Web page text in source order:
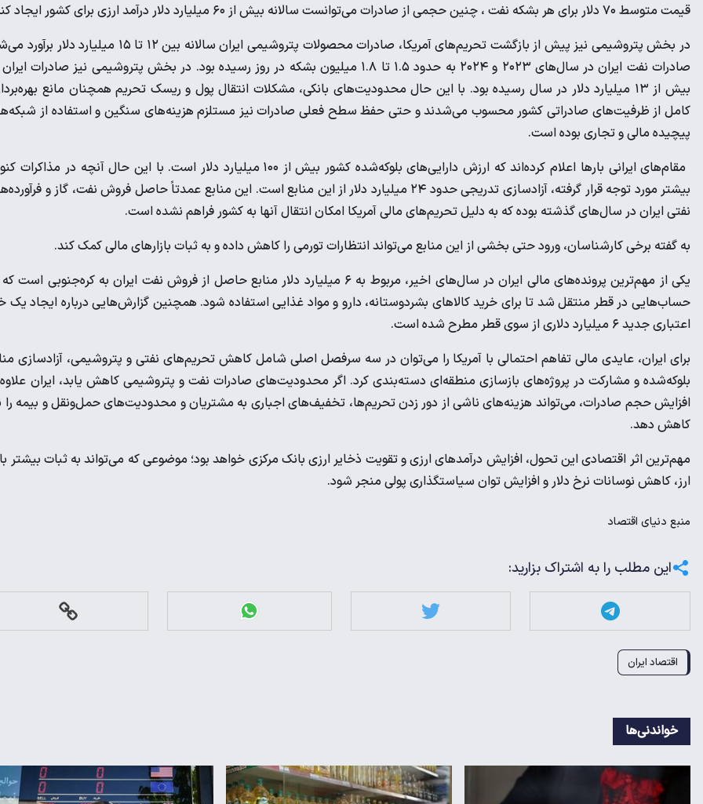
قیمت متوسط ۷۰ دلار برای هر بشکه نفت ، چنین حجمی از صادرات می‌توانست سالانه بیش از ۶۰ میلیارد دلار درآمد ارزی برای کشور ایجاد کند.
در بخش پتروشیمی نیز پیش از بازگشت تحریم‌های آمریکا، صادرات محصولات پتروشیمی ایران سالانه بین ۱۲ تا ۱۵ میلیارد
صادرات نفت ایران در سال‌های ۲۰۲۳ و ۲۰۲۴ به حدود ۱.۵ تا ۱.۸ میلیون بشکه در روز رسیده بود. در بخش پتروشیمی نیز صادرات
بیش از ۱۳ میلیارد دلار در سال رسیده بود. با این حال محدودیت‌های بانکی، مشکلات انتقال پول و ریسک تحریم همچنان مانع
کامل از ظرفیت‌های صادراتی کشور محسوب می‌شدند و حتی حفظ سطح فعلی صادرات نیز مستلزم هزینه‌های سنگین و استفاده از
پیچیده مالی و تجاری بوده است.
مقام‌های ایرانی بارها اعلام کرده‌اند که ارزش دارایی‌های بلوکه‌شده کشور بیش از ۱۰۰ میلیارد دلار است. با این حال آنچه در
بیشتر مورد توجه قرار گرفته، آزادسازی تدریجی حدود ۲۴ میلیارد دلار از این منابع است. این منابع عمدتاً حاصل فروش نفت، گاز و
نفتی ایران در سال‌های گذشته بوده که به دلیل تحریم‌های مالی آمریکا امکان انتقال آنها به کشور فراهم نشده است.
به گفته برخی کارشناسان، ورود حتی بخشی از این منابع می‌تواند انتظارات تورمی را کاهش داده و به ثبات بازارهای مالی کمک کند.
یکی از مهم‌ترین پرونده‌های مالی ایران در سال‌های اخیر، مربوط به ۶ میلیارد دلار منابع حاصل از فروش نفت ایران به کره‌جنوبی است
حساب‌هایی در قطر منتقل شد تا برای خرید کالاهای بشردوستانه، دارو و مواد غذایی استفاده شود. همچنین گزارش‌هایی درباره ایجاد
اعتباری جدید ۶ میلیارد دلاری از سوی قطر مطرح شده است.
برای ایران، عایدی مالی تفاهم احتمالی با آمریکا را می‌توان در سه سرفصل اصلی شامل کاهش تحریم‌های نفتی و پتروشیمی، آزادسازی
بلوکه‌شده و مشارکت در پروژه‌های بازسازی منطقه‌ای دسته‌بندی کرد. اگر محدودیت‌های صادرات نفت و پتروشیمی کاهش یابد، ایران علاوه
افزایش حجم صادرات، می‌تواند هزینه‌های ناشی از دور زدن تحریم‌ها، تخفیف‌های اجباری به مشتریان و محدودیت‌های حمل‌ونقل و بیمه را
کاهش دهد.
مهم‌ترین اثر اقتصادی این تحول، افزایش درآمدهای ارزی و تقویت ذخایر ارزی بانک مرکزی خواهد بود؛ موضوعی که می‌تواند به ثبات بیشتر
ارز، کاهش نوسانات نرخ دلار و افزایش توان سیاستگذاری پولی منجر شود.
منبع دنیای اقتصاد
این مطلب را به اشتراک بزارید:
اقتصاد ایران
خواندنی‌ها